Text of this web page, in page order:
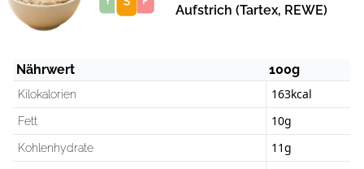
Aufstrich (Tartex, REWE)
Nährwert 100g
Kilokalorien 163kcal
Fett 10g
Kohlenhydrate 11g